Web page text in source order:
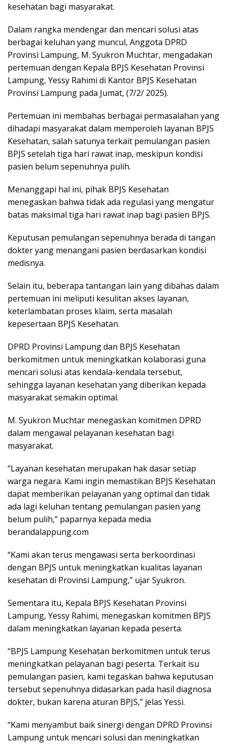
kesehatan bagi masyarakat.
Dalam rangka mendengar dan mencari solusi atas
berbagai keluhan yang muncul, Anggota DPRD
Provinsi Lampung, M. Syukron Muchtar, mengadakan
pertemuan dengan Kepala BPJS Kesehatan Provinsi
Lampung, Yessy Rahimi di Kantor BPJS Kesehatan
Provinsi Lampung pada Jumat, (7/2/ 2025).
Pertemuan ini membahas berbagai permasalahan yang
dihadapi masyarakat dalam memperoleh layanan BPJS
Kesehatan, salah satunya terkait pemulangan pasien
BPJS setelah tiga hari rawat inap, meskipun kondisi
pasien belum sepenuhnya pulih.
Menanggapi hal ini, pihak BPJS Kesehatan
menegaskan bahwa tidak ada regulasi yang mengatur
batas maksimal tiga hari rawat inap bagi pasien BPJS.
Keputusan pemulangan sepenuhnya berada di tangan
dokter yang menangani pasien berdasarkan kondisi
medisnya.
Selain itu, beberapa tantangan lain yang dibahas dalam
pertemuan ini meliputi kesulitan akses layanan,
keterlambatan proses klaim, serta masalah
kepesertaan BPJS Kesehatan.
DPRD Provinsi Lampung dan BPJS Kesehatan
berkomitmen untuk meningkatkan kolaborasi guna
mencari solusi atas kendala-kendala tersebut,
sehingga layanan kesehatan yang diberikan kepada
masyarakat semakin optimal.
M. Syukron Muchtar menegaskan komitmen DPRD
dalam mengawal pelayanan kesehatan bagi
masyarakat.
“Layanan kesehatan merupakan hak dasar setiap
warga negara. Kami ingin memastikan BPJS Kesehatan
dapat memberikan pelayanan yang optimal dan tidak
ada lagi keluhan tentang pemulangan pasien yang
belum pulih,” paparnya kepada media
berandalappung.com
“Kami akan terus mengawasi serta berkoordinasi
dengan BPJS untuk meningkatkan kualitas layanan
kesehatan di Provinsi Lampung,” ujar Syukron.
Sementara itu, Kepala BPJS Kesehatan Provinsi
Lampung, Yessy Rahimi, menegaskan komitmen BPJS
dalam meningkatkan layanan kepada peserta.
“BPJS Lampung Kesehatan berkomitmen untuk terus
meningkatkan pelayanan bagi peserta. Terkait isu
pemulangan pasien, kami tegaskan bahwa keputusan
tersebut sepenuhnya didasarkan pada hasil diagnosa
dokter, bukan karena aturan BPJS,” jelas Yessi.
“Kami menyambut baik sinergi dengan DPRD Provinsi
Lampung untuk mencari solusi dan meningkatkan